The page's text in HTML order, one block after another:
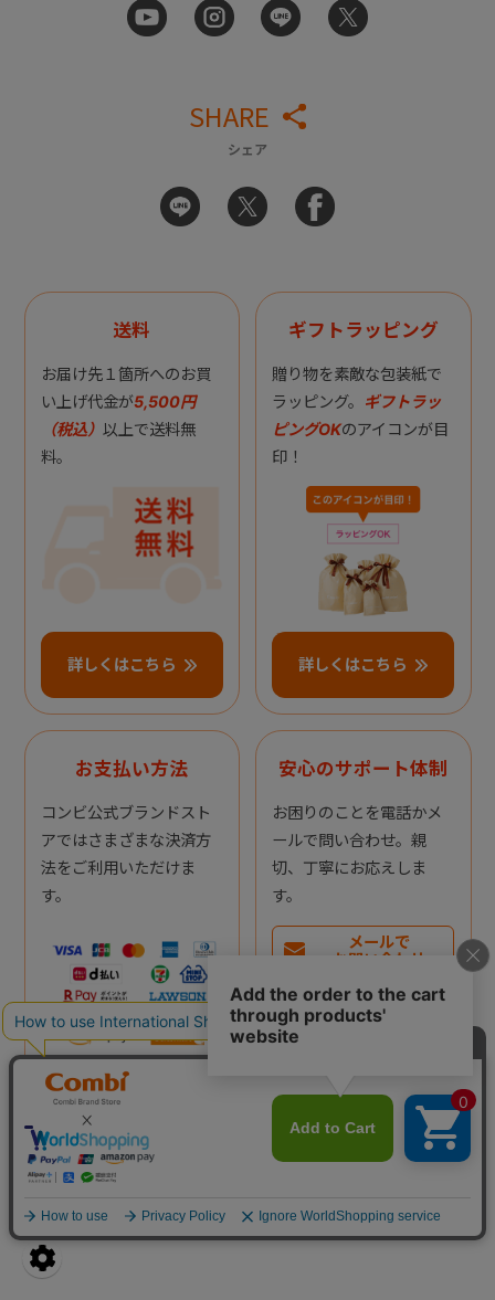
SHARE
シェア
送料
お届け先１箇所へのお買
い上げ代金が5,500円
（税込） 以上で送料無
料。
詳しくはこちら
ギフトラッピング
贈り物を素敵な包装紙で
ラッピング。 ギフトラッ
ピングOKのアイコンが目
印！
詳しくはこちら
お支払い方法
コンビ公式ブランドスト
アではさまざまな決済方
法をご利用いただけま
す。
詳しくはこちら
安心のサポート体制
お困りのことを電話かメ
ールで問い合わせ。親
切、丁寧にお応えしま
す。
メールで
お問い合わせ
電話で
お問い合わせ
※土日祝日・年末年始を除